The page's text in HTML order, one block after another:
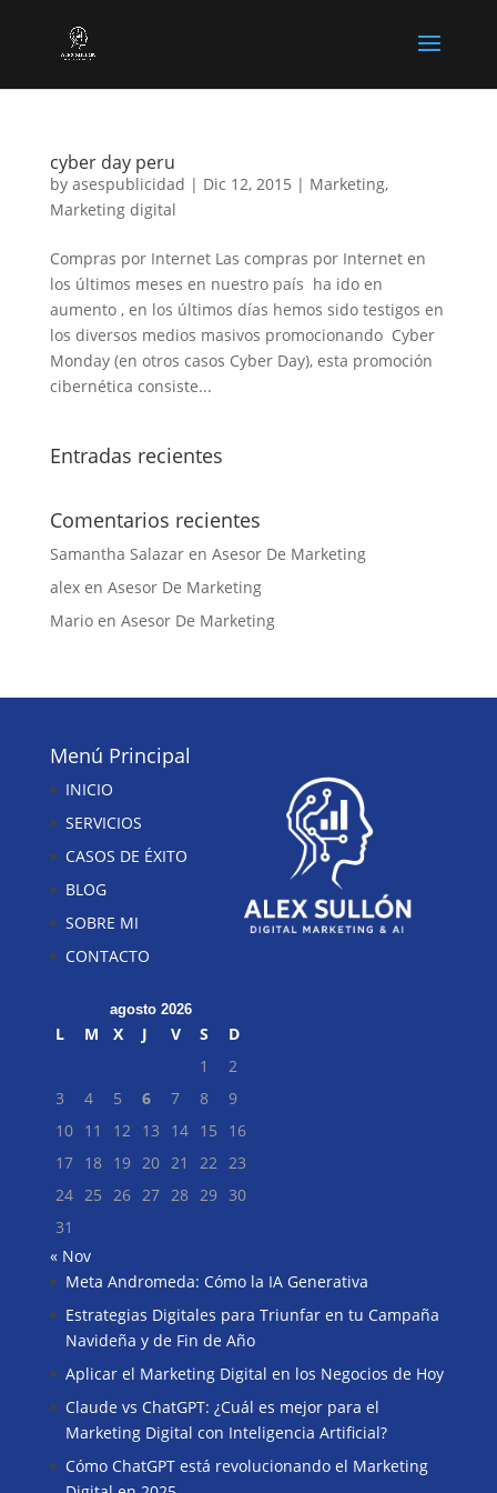
cyber day peru
by asespublicidad | Dic 12, 2015 | Marketing,
Marketing digital
Compras por Internet Las compras por Internet en
los últimos meses en nuestro país ha ido en
aumento , en los últimos días hemos sido testigos en
los diversos medios masivos promocionando Cyber
Monday (en otros casos Cyber Day), esta promoción
cibernética consiste...
Entradas recientes
Comentarios recientes
Samantha Salazaren Asesor De Marketing
alexen Asesor De Marketing
Marioen Asesor De Marketing
Menú Principal
INICIO
SERVICIOS
CASOS DE ÉXITO
BLOG
SOBRE MI
CONTACTO
agosto 2026
L M X J V S
D
1
2
3
4 5 6 7 8
9
10 11 12 13 14 15
16
17 18 19 20 21 22 23
24 25 26 27 28 29 30
31
« Nov
Meta Andromeda: Cómo la IA Generativa
Estrategias Digitales para Triunfar en tu Campaña
Navideña y de Fin de Año
Aplicar el Marketing Digital en los Negocios de Hoy
Claude vs ChatGPT: ¿Cuál es mejor para el
Marketing Digital con Inteligencia Artificial?
Cómo ChatGPT está revolucionando el Marketing